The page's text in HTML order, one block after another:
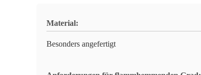
Material:
Besonders angefertigt